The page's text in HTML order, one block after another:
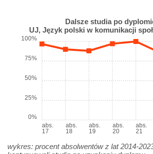
Dalsze studia po
UJ, Język polski w komunikacji
abs.
17
abs.
18
abs.
19
abs.
20
abs.
21
0%
25%
50%
75%
100%
wykres: procent absolwentów z lat 2014-